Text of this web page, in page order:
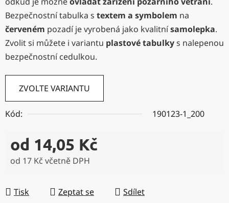
Bezpečnostní tabulka s textem a symbolem na
červeném pozadí je vyrobená jako kvalitnísamolepka.
Zvolit si můžete i variantu plastové tabulkys nalepenou
bezpečnostní cedulkou.
ZVOLTE VARIANTU
Kód: 190123-1_200
od 14,05 Kč
od 17 Kč včetně DPH
Tisk
Zeptat se Sdílet